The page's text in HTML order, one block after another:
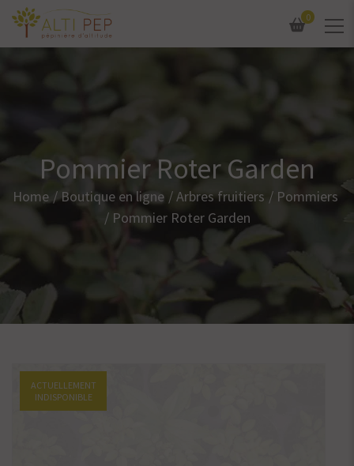
0
Pommier Roter Garden
Home Boutique en ligne Arbres fruitiers
Pommiers
Pommier Roter Garden
ACTUELLEMENT
INDISPONIBLE